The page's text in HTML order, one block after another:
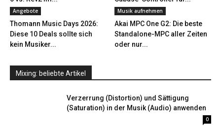
Angebote
Thomann Music Days 2026:
Diese 10 Deals sollte sich
kein Musiker...
Musik aufnehmen
Akai MPC One G2: Die beste
Standalone-MPC aller Zeiten
oder nur...
Mixing: beliebte Artikel
Verzerrung (Distortion) und Sättigung
(Saturation) in der Musik (Audio) anwenden
0